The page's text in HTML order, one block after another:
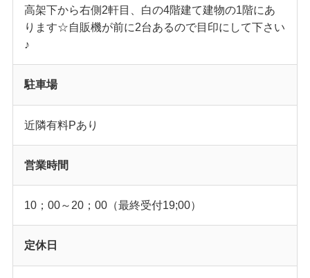
高架下から右側2軒目、白の4階建て建物の1階にあ
ります☆自販機が前に2台あるので目印にして下さい
♪
駐車場
近隣有料Pあり
営業時間
10；00～20；00（最終受付19;00）
定休日